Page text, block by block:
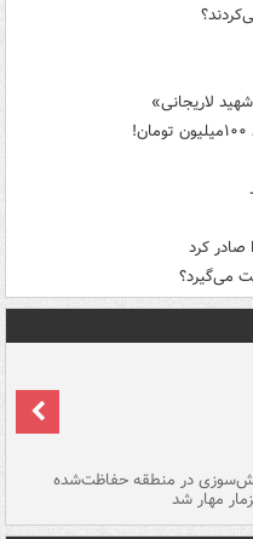
لاریجانی»
صادر کرد
می‌گیرد؟
در منطقه حفاظت‌شده
مهار شد